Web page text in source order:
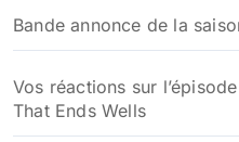
Bande annonce de la
Vos réactions sur
That Ends Wells